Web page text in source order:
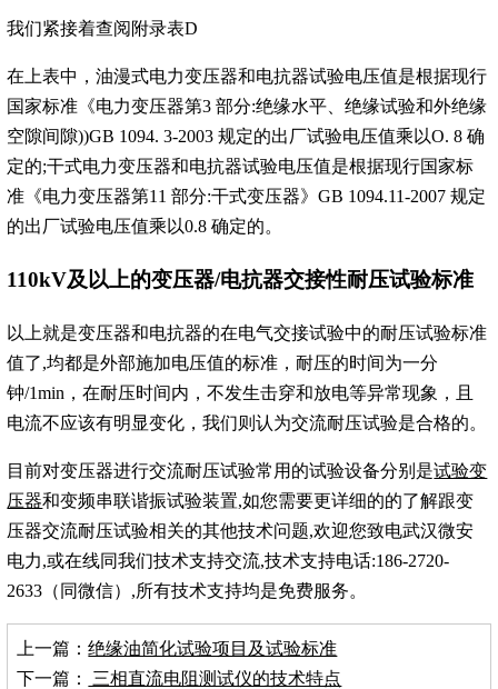
我们紧接着查阅附录表D
在上表中，油漫式电力变压器和电抗器试验电压值是根据现行
国家标准《电力变压器第3 部分:绝缘水平、绝缘试验和外绝缘
空隙间隙))GB 1094. 3-2003 规定的出厂试验电压值乘以O. 8 确
定的;干式电力变压器和电抗器试验电压值是根据现行国家标
准《电力变压器第11 部分:干式变压器》GB 1094.11-2007 规定
的出厂试验电压值乘以0.8 确定的。
110kV及以上的变压器/电抗器交接性耐压试验标准
以上就是变压器和电抗器的在电气交接试验中的耐压试验标准
值了,均都是外部施加电压值的标准，耐压的时间为一分
钟/1min，在耐压时间内，不发生击穿和放电等异常现象，且
电流不应该有明显变化，我们则认为交流耐压试验是合格的。
目前对变压器进行交流耐压试验常用的试验设备分别是试验变
压器和变频串联谐振试验装置,如您需要更详细的的了解跟变
压器交流耐压试验相关的其他技术问题,欢迎您致电武汉微安
电力,或在线同我们技术支持交流,技术支持电话:186-2720-
2633（同微信）,所有技术支持均是免费服务。
上一篇：绝缘油简化试验项目及试验标准
下一篇：
三相直流电阻测试仪的技术特点